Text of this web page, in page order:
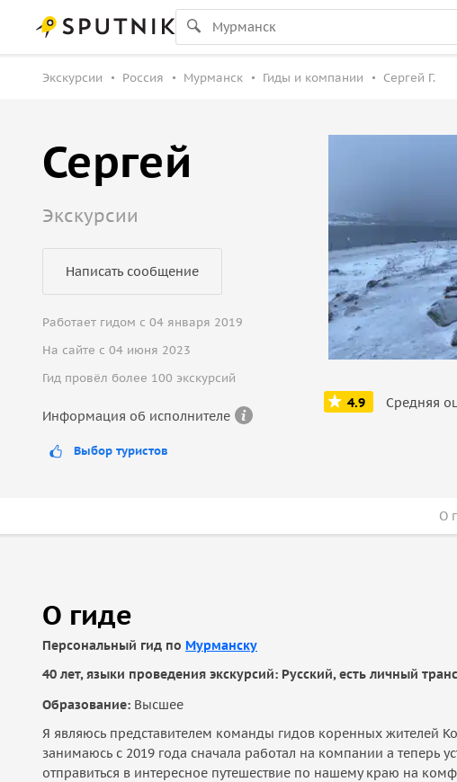
Экскурсии Россия Мурманск Гиды и компании Сергей Г.
Сергей
Экскурсии
Написать сообщение
Работает гидом с 04 января 2019
На сайте с 04 июня 2023
Гид провёл более 100 экскурсий
Информация об исполнителе
Выбор туристов
4.9
О
О гиде
Персональный гид по Мурманску
40 лет, языки проведения экскурсий: Русский, есть личный
Образование: Высшее
Я являюсь представителем команды гидов коренных жителей
занимаюсь с 2019 года сначала работал на компании а теперь
отправиться в интересное путешествие по нашему краю на